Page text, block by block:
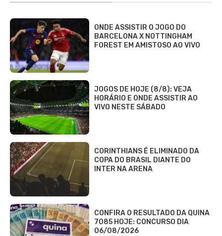
ONDE ASSISTIR O JOGO DO
BARCELONA X NOTTINGHAM
FOREST EM AMISTOSO AO VIVO
JOGOS DE HOJE (8/8): VEJA
HORÁRIO E ONDE ASSISTIR AO
VIVO NESTE SÁBADO
CORINTHIANS É ELIMINADO DA
COPA DO BRASIL DIANTE DO
INTER NA ARENA
CONFIRA O RESULTADO DA QUINA
7085 HOJE: CONCURSO DIA
06/08/2026